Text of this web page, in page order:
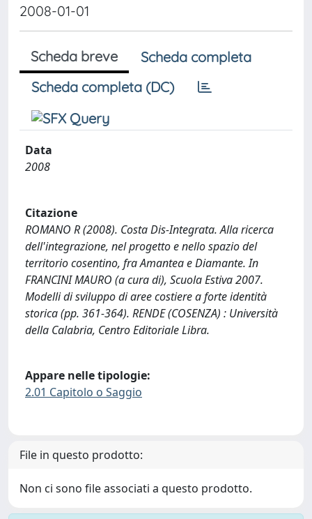
2008-01-01
Scheda breve
Scheda completa
Scheda completa (DC)
Data
2008
Citazione
ROMANO R (2008). Costa Dis-Integrata. Alla ricerca
dell'integrazione, nel progetto e nello spazio del
territorio cosentino, fra Amantea e Diamante. In
FRANCINI MAURO (a cura di), Scuola Estiva 2007.
Modelli di sviluppo di aree costiere a forte identità
storica (pp. 361-364). RENDE (COSENZA) : Università
della Calabria, Centro Editoriale Libra.
Appare nelle tipologie:
2.01 Capitolo o Saggio
File in questo prodotto:
Non ci sono file associati a questo prodotto.